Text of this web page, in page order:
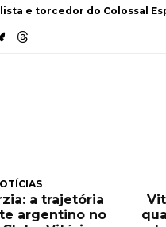
e torcedor do Colossal
a trajetória
argentino no